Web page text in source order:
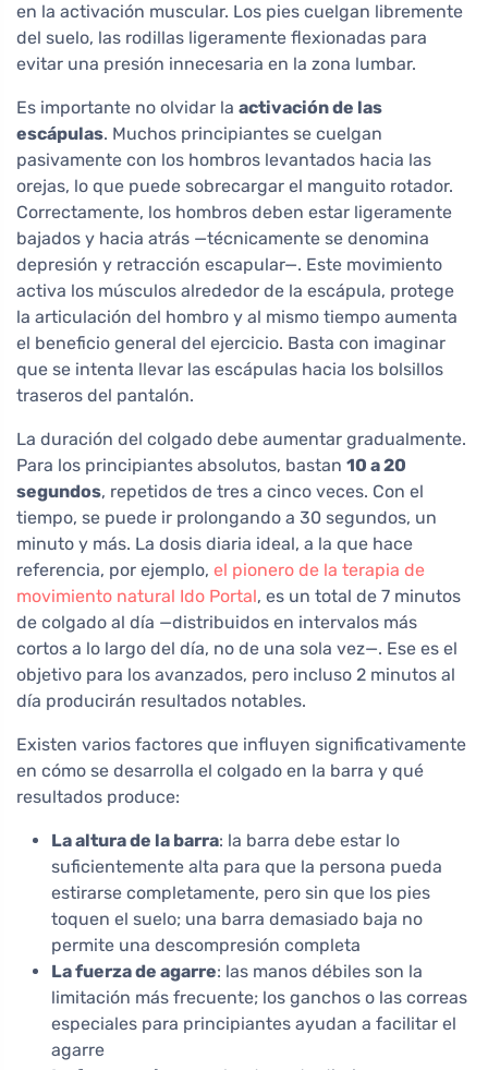
en la activación muscular. Los pies cuelgan libremente
del suelo, las rodillas ligeramente flexionadas para
evitar una presión innecesaria en la zona lumbar.
Es importante no olvidar la activación de las
escápulas. Muchos principiantes se cuelgan
pasivamente con los hombros levantados hacia las
orejas, lo que puede sobrecargar el manguito rotador.
Correctamente, los hombros deben estar ligeramente
bajados y hacia atrás —técnicamente se denomina
depresión y retracción escapular—. Este movimiento
activa los músculos alrededor de la escápula, protege
la articulación del hombro y al mismo tiempo aumenta
el beneficio general del ejercicio. Basta con imaginar
que se intenta llevar las escápulas hacia los bolsillos
traseros del pantalón.
La duración del colgado debe aumentar gradualmente.
Para los principiantes absolutos, bastan 10 a 20
segundos, repetidos de tres a cinco veces. Con el
tiempo, se puede ir prolongando a 30 segundos, un
minuto y más. La dosis diaria ideal, a la que hace
referencia, por ejemplo, el pionero de la terapia de
movimiento natural Ido Portal, es un total de 7 minutos
de colgado al día —distribuidos en intervalos más
cortos a lo largo del día, no de una sola vez—. Ese es el
objetivo para los avanzados, pero incluso 2 minutos al
día producirán resultados notables.
Existen varios factores que influyen significativamente
en cómo se desarrolla el colgado en la barra y qué
resultados produce:
La altura de la barra: la barra debe estar lo
suficientemente alta para que la persona pueda
estirarse completamente, pero sin que los pies
toquen el suelo; una barra demasiado baja no
permite una descompresión completa
La fuerza de agarre: las manos débiles son la
limitación más frecuente; los ganchos o las correas
especiales para principiantes ayudan a facilitar el
agarre